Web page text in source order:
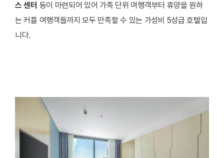
스 센터 등이 마련되어 있어 가족 단위 여행객부터 휴양을 원하
는 커플 여행객들까지 모두 만족할 수 있는 가성비 5성급 호텔입
니다.